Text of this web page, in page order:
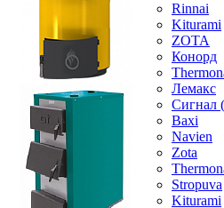
Rinnai
Kiturami
ZOTA
Конорд
Лемакс
Baxi
Navien
Zota
Stropuva
Kiturami